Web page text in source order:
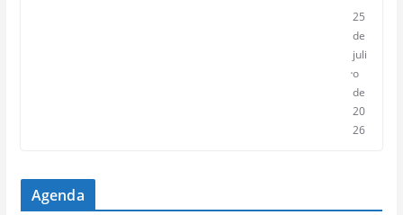
25
de
juli
o
de
20
26
Agenda